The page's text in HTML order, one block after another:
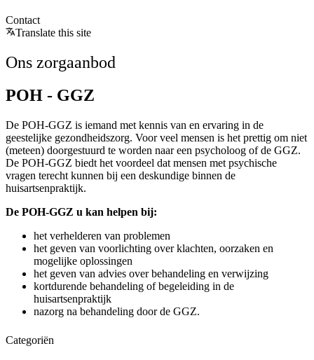
Contact
Translate this site
Ons zorgaanbod
POH - GGZ
De POH-GGZ is iemand met kennis van en ervaring in de
geestelijke gezondheidszorg. Voor veel mensen is het prettig om niet
(meteen) doorgestuurd te worden naar een psycholoog of de GGZ.
De POH-GGZ biedt het voordeel dat mensen met psychische
vragen terecht kunnen bij een deskundige binnen de
huisartsenpraktijk.
De POH-GGZ u kan helpen bij:
het verhelderen van problemen
het geven van voorlichting over klachten, oorzaken en
mogelijke oplossingen
het geven van advies over behandeling en verwijzing
kortdurende behandeling of begeleiding in de
huisartsenpraktijk
nazorg na behandeling door de GGZ.
Categoriën